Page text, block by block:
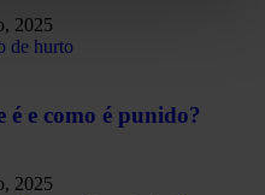
2025
e como é punido?
2025